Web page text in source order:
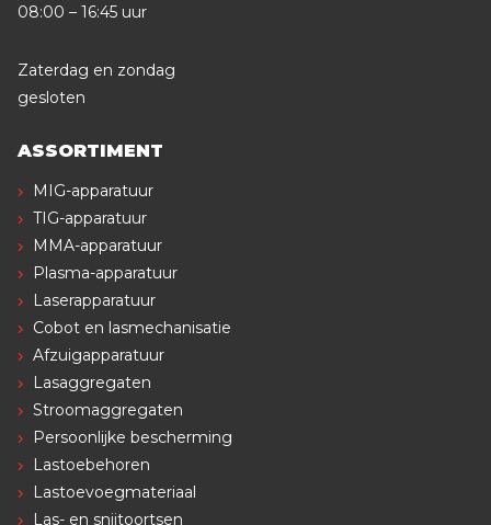
08:00 – 16:45 uur
Zaterdag en zondag
gesloten
ASSORTIMENT
MIG-apparatuur
TIG-apparatuur
MMA-apparatuur
Plasma-apparatuur
Laserapparatuur
Cobot en lasmechanisatie
Afzuigapparatuur
Lasaggregaten
Stroomaggregaten
Persoonlijke bescherming
Lastoebehoren
Lastoevoegmateriaal
Las- en snijtoortsen